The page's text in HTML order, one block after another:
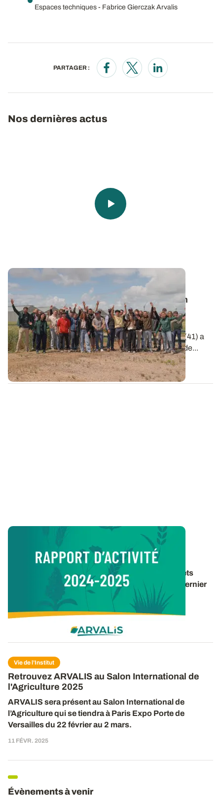
Espaces techniques - Fabrice Gierczak Arvalis
PARTAGER :
Opens in a new window
Opens in a new window
Opens in a new
Nos dernières actus
Vie de l’Institut
🎬 Clap de Champs 2026 : une belle édition
placée sous le signe de l'innovation !
Le 2 juin dernier, la station de recherche et
d'expérimentation ARVALIS d'Ouzouer-le-Marché (41) a
accueilli la remise des prix de la 6e édition de Clap de...
09 JUIN 2026
Rapport d’activité 2024-2025
Retrouvez un panorama des travaux et des projets
d’ARVALIS pour la période 2024-2025 dans le dernier
rapport d’activité de l’institut. 40 pages pour
Vie de l’Institut
Retrouvez ARVALIS au Salon International de
l'Agriculture 2025
ARVALIS sera présentau Salon International de
l’Agriculture qui se tiendra à Paris Expo Porte de
Versailles du 22 février au 2 mars.
11 FÉVR. 2025
Évènements à venir